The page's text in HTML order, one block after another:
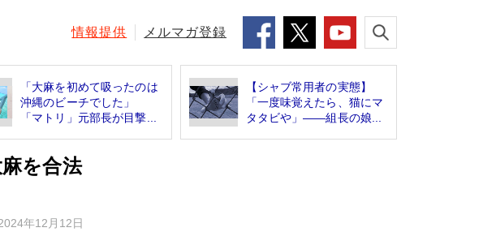
情報提供 メルマガ登録
「大麻を初めて吸ったのは
沖縄のビーチでした」
「マトリ」元部長が目撃...
【シャブ常用者の実態】
「一度味覚えたら、猫にマ
タタビや」――組長の娘...
を合法
年12月12日